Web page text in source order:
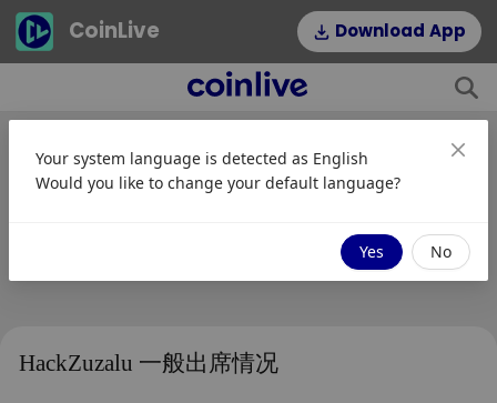
CoinLive Download App
HackZuzalu 一般出席情况
Your system language is detected as English
Would you like to change your default language?
Yes No